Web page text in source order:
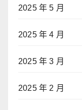
2025 年 5 月
2025 年 4 月
2025 年 3 月
2025 年 2 月